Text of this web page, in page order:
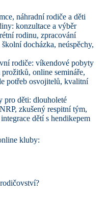
náhradní rodiče a děti
konzultace a výběr
rodinu, zpracování
docházka, neúspěchy,
rodiče: víkendové pobyty
online semináře,
potřeb osvojitelů, kvalitní
pro děti: dlouholeté
zkušený respitní tým,
dětí s hendikepem
kluby: